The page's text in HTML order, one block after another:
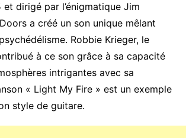
et dirigé par l’énigmatique Jim
a créé un son unique mêlant
Robbie Krieger, le
à ce son grâce à sa capacité
intrigantes avec sa
« Light My Fire » est un exemple
style de guitare.